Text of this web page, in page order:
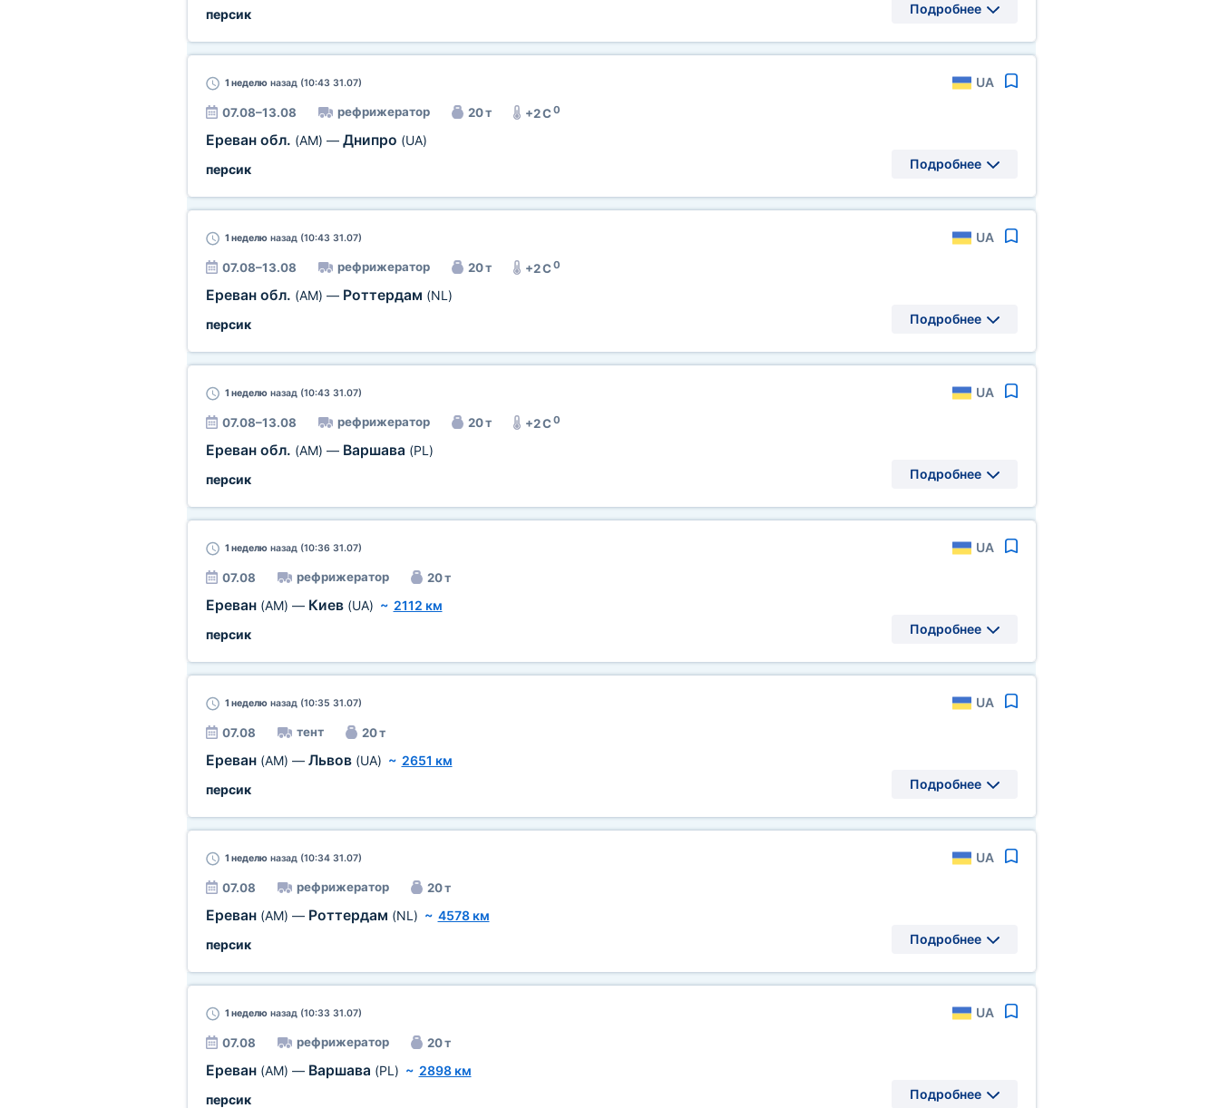
персик
Подробнее
1 неделюназад (10:43 31.07) UA
07.08–13.08 рефрижератор 20 т +2 C0
Ереван обл. (AM) — Днипро (UA)
персик
Подробнее
1 неделюназад (10:43 31.07) UA
07.08–13.08 рефрижератор 20 т +2 C0
Ереван обл. (AM) — Роттердам (NL)
персик
Подробнее
1 неделюназад (10:43 31.07) UA
07.08–13.08 рефрижератор 20 т +2 C0
Ереван обл. (AM) — Варшава (PL)
персик
Подробнее
1 неделюназад (10:36 31.07) UA
07.08 рефрижератор 20 т
Ереван (AM) — Киев (UA) ~ 2112 км
персик
Подробнее
1 неделюназад (10:35 31.07) UA
07.08 тент 20 т
Ереван (AM) — Львов (UA) ~ 2651 км
персик
Подробнее
1 неделюназад (10:34 31.07) UA
07.08 рефрижератор 20 т
Ереван (AM) — Роттердам (NL) ~ 4578 км
персик
Подробнее
1 неделюназад (10:33 31.07) UA
07.08 рефрижератор 20 т
Ереван (AM) — Варшава (PL) ~ 2898 км
персик
Подробнее